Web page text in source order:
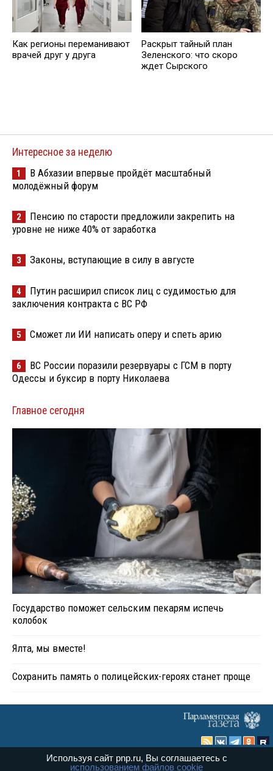
Как регионы переманивают
врачей друг у друга
Раскрыт тайный план
Зеленского: что скоро
ждет Сырского
Интересное за неделю
1
В Абхазии впервые пройдёт масштабный
молодёжный форум
2
Пенсию по старости предложили закрепить на
уровне не ниже 40% от заработка
3 Законы, вступающие в силу в августе
4
Путин расширил список лиц с судимостью для
заключения контракта с ВС РФ
5 Сможет ли ИИ написать оперу и спеть арию
6
ВС России поразили резервуары с ГСМ в порту
Одессы и буксир в порту Николаева
Главное сегодня
Государство поможет сельским пекарям испечь
колобок
Ялта, мы вместе!
Сохранить память о полицейских-героях станет проще
Экономика
Используя сайт pnp.ru, Вы соглашаетесь с
использованием файлов cookie